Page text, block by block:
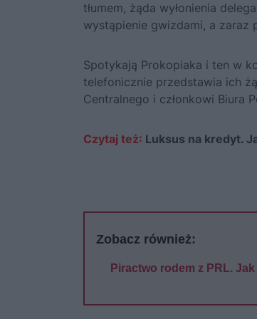
tłumem, żąda wyłonienia
wystąpienie gwizdami, a zaraz
Spotykają Prokopiaka i ten w
telefonicznie przedstawia ich
Centralnego i członkowi Biura
Czytaj też: Luksus na kredyt.
Zobacz również:
Piractwo rodem z PRL.